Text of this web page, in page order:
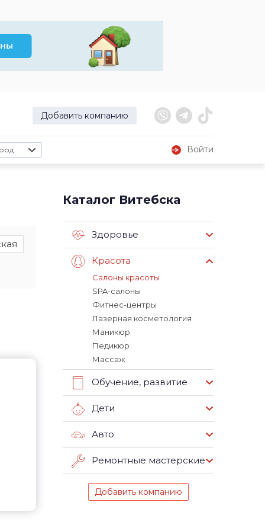
Добавить компанию
Войти
Каталог Витебска
Здоровье
Красота
Салоны красоты
SPA-салоны
Фитнес-центры
Лазерная косметология
Маникюр
Педикюр
Массаж
Обучение, развитие
Дети
Авто
Ремонтные мастерские
Добавить компанию